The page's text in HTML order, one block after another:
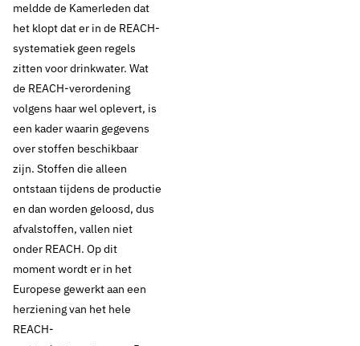
meldde de Kamerleden dat
het klopt dat er in de REACH-
systematiek geen regels
zitten voor drinkwater. Wat
de REACH-verordening
volgens haar wel oplevert, is
een kader waarin gegevens
over stoffen beschikbaar
zijn. Stoffen die alleen
ontstaan tijdens de productie
en dan worden geloosd, dus
afvalstoffen, vallen niet
onder REACH. Op dit
moment wordt er in het
Europese gewerkt aan een
herziening van het hele
REACH-